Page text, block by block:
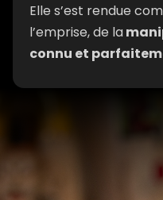
Elle s’est rendue
l’emprise, de la
connu et